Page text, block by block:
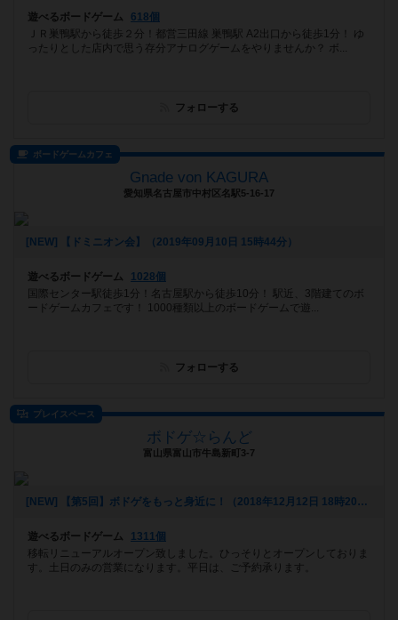
遊べるボードゲーム
618個
ＪＲ巣鴨駅から徒歩２分！都営三田線 巣鴨駅 A2出口から徒歩1分！ ゆ
ったりとした店内で思う存分アナログゲームをやりませんか？ ボ...
フォローする
ボードゲームカフェ
Gnade von KAGURA
愛知県名古屋市中村区名駅5-16-17
[NEW] 【ドミニオン会】（2019年09月10日 15時44分）
遊べるボードゲーム
1028個
国際センター駅徒歩1分！名古屋駅から徒歩10分！ 駅近、3階建てのボ
ードゲームカフェです！ 1000種類以上のボードゲームで遊...
フォローする
プレイスペース
ボドゲ☆らんど
富山県富山市牛島新町3-7
[NEW] 【第5回】ボドゲをもっと身近に！（2018年12月12日 18時20分）
遊べるボードゲーム
1311個
移転リニューアルオープン致しました。ひっそりとオープンしておりま
す。土日のみの営業になります。平日は、ご予約承ります。